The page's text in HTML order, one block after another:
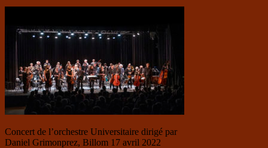
Concert de l’orchestre Universitaire dirigé par
Daniel Grimonprez, Billom 17 avril 2022